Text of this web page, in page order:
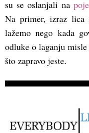
su se oslanjali na
Na primer, izraz lica
lažemo nego kada
odluke o laganju
što zapravo jeste.